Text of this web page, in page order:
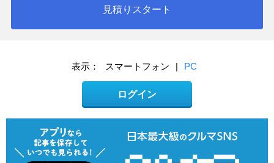
見積りスタート
表示： スマートフォン | PC
ログイン